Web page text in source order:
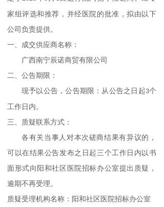
家组评选和推荐，并经医院的批准，拟由以下
公司负责提供。
一、 成交供应商名称：
广西南宁辰诺商贸有限公司
二、公告期限：
现予以公告，公告期限：从公告之日起3个
工作日内。
三、质疑联系方式：
各有关当事人对本次磋商结果有异议的，
可以在结果公告发布之日起三个工作日内以书
面形式向阳和社区医院招标办公室提出质疑，
逾期不再受理。
质疑受理机构名称：阳和社区医院招标办公室